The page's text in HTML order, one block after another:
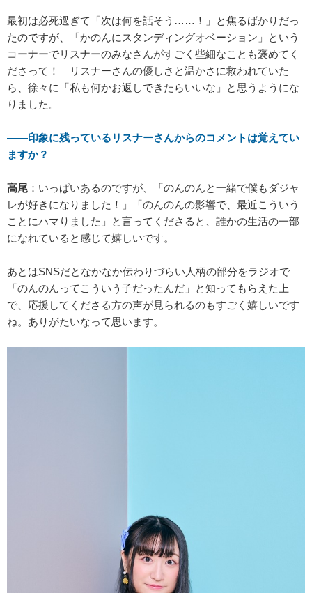
最初は必死過ぎて「次は何を話そう……！」と焦るばかりだっ
たのですが、「かのんにスタンディングオベーション」という
コーナーでリスナーのみなさんがすごく些細なことも褒めてく
ださって！ リスナーさんの優しさと温かさに救われていた
ら、徐々に「私も何かお返しできたらいいな」と思うようにな
りました。
――印象に残っているリスナーさんからのコメントは覚えてい
ますか？
高尾 ：いっぱいあるのですが、「のんのんと一緒で僕もダジャ
レが好きになりました！」「のんのんの影響で、最近こういう
ことにハマりました」と言ってくださると、誰かの生活の一部
になれていると感じて嬉しいです。
あとはSNSだとなかなか伝わりづらい人柄の部分をラジオで
「のんのんってこういう子だったんだ」と知ってもらえた上
で、応援してくださる方の声が見られるのもすごく嬉しいです
ね。ありがたいなって思います。